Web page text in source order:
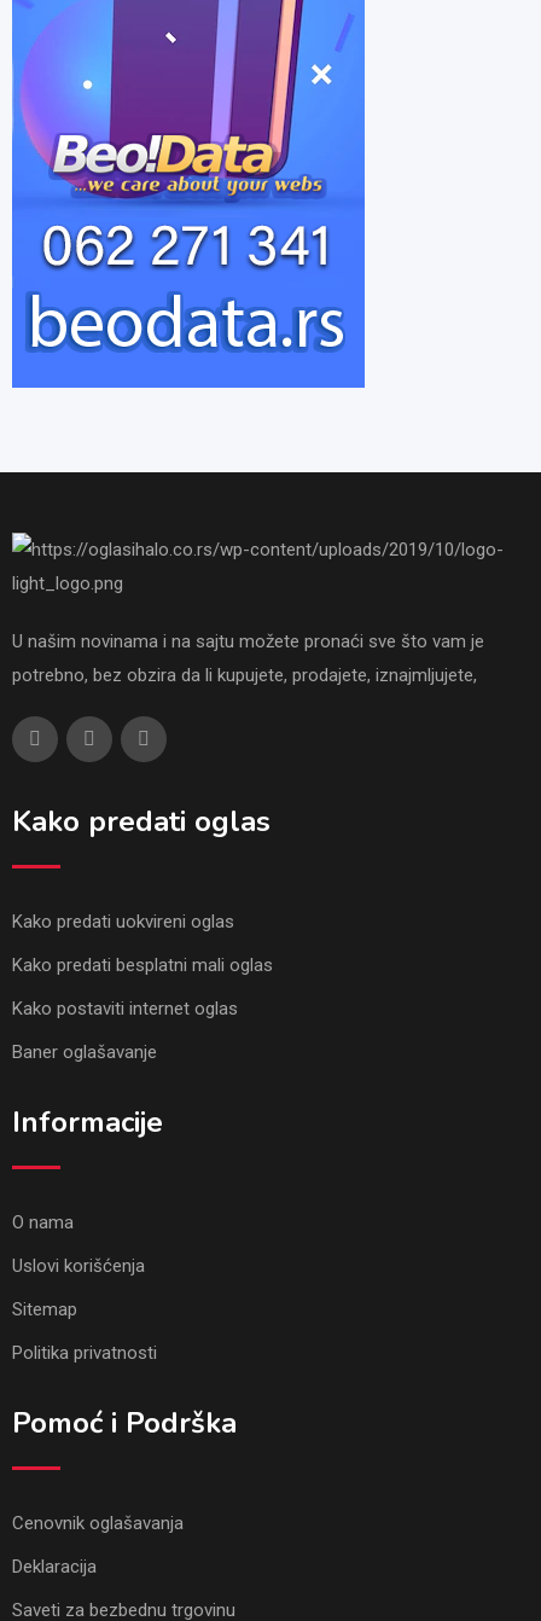
U našim novinama i na sajtu možete pronaći sve što vam je
potrebno, bez obzira da li kupujete, prodajete, iznajmljujete,
Kako predati oglas
Kako predati uokvireni oglas
Kako predati besplatni mali oglas
Kako postaviti internet oglas
Baner oglašavanje
Informacije
O nama
Uslovi korišćenja
Sitemap
Politika privatnosti
Pomoć i Podrška
Cenovnik oglašavanja
Deklaracija
Saveti za bezbednu trgovinu